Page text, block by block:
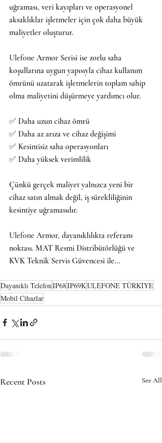
uğraması, veri kayıpları ve operasyonel
aksaklıklar işletmeler için çok daha büyük
maliyetler oluşturur.
Ulefone Armor Serisi ise zorlu saha
koşullarına uygun yapısıyla cihaz kullanım
ömrünü uzatarak işletmelerin toplam sahip
olma maliyetini düşürmeye yardımcı olur.
✅ Daha uzun cihaz ömrü
✅ Daha az arıza ve cihaz değişimi
✅ Kesintisiz saha operasyonları
✅ Daha yüksek verimlilik
Çünkü gerçek maliyet yalnızca yeni bir
cihaz satın almak değil, iş sürekliliğinin
kesintiye uğramasıdır.
Ulefone Armor, dayanıklılıkta referans
noktası. MAT Resmi Distribütörlüğü ve
KVK Teknik Servis Güvencesi ile...
Dayanıklı TelefonIP68IP69KULEFONE TÜRKİYE
Mobil Cihazlar
Recent Posts See All